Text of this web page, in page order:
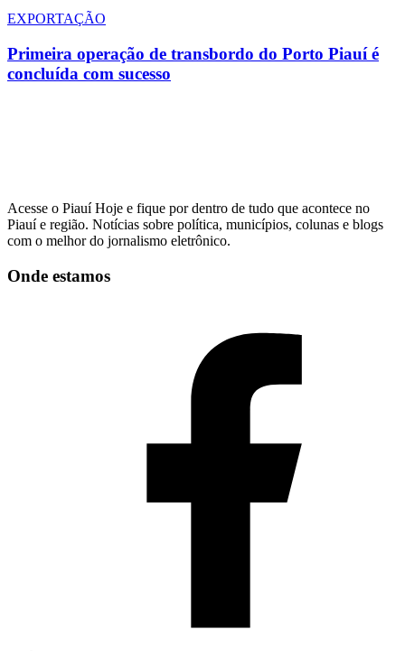
EXPORTAÇÃO
Primeira operação de transbordo do Porto Piauí é
concluída com sucesso
Acesse o Piauí Hoje e fique por dentro de tudo que acontece no
Piauí e região. Notícias sobre política, municípios, colunas e blogs
com o melhor do jornalismo eletrônico.
Onde estamos